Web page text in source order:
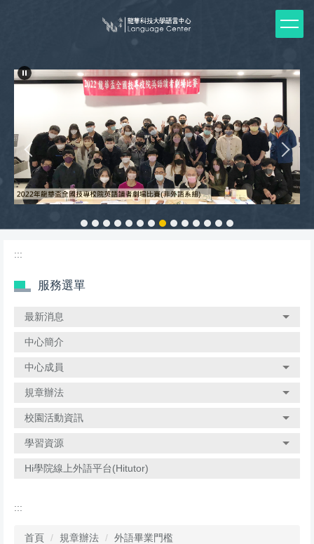
內
容
:::
服務選單
最新消息
中心簡介
中心成員
規章辦法
校園活動資訊
學習資源
Hi學院線上外語平台(Hitutor)
:::
首頁 規章辦法 外語畢業門檻